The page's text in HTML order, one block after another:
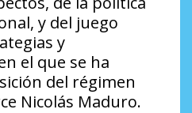
y del juego
y
el que se ha
del régimen
Nicolás Maduro.